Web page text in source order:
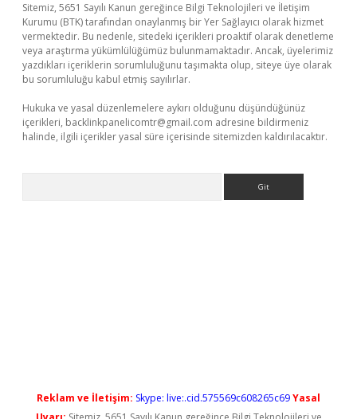
Sitemiz, 5651 Sayılı Kanun gereğince Bilgi Teknolojileri ve İletişim
Kurumu (BTK) tarafından onaylanmış bir Yer Sağlayıcı olarak hizmet
vermektedir. Bu nedenle, sitedeki içerikleri proaktif olarak denetleme
veya araştırma yükümlülüğümüz bulunmamaktadır. Ancak, üyelerimiz
yazdıkları içeriklerin sorumluluğunu taşımakta olup, siteye üye olarak
bu sorumluluğu kabul etmiş sayılırlar.
Hukuka ve yasal düzenlemelere aykırı olduğunu düşündüğünüz
içerikleri, backlinkpanelicomtr@gmail.com adresine bildirmeniz
halinde, ilgili içerikler yasal süre içerisinde sitemizden kaldırılacaktır.
Reklam ve İletişim: Skype: live:.cid.575569c608265c69Yasal